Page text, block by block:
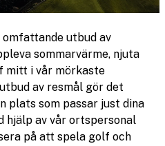
utbud av
sommarvärme, njuta
mitt i vår mörkaste
av resmål gör det
plats som passar just dina
hjälp av vår ortspersonal
på att spela golf och